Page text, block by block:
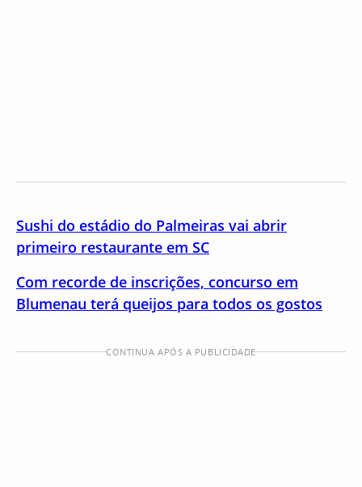
Sushi do estádio do Palmeiras vai abrir
primeiro restaurante em SC
Com recorde de inscrições, concurso em
Blumenau terá queijos para todos os gostos
CONTINUA APÓS A PUBLICIDADE